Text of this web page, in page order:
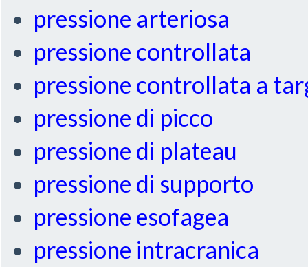
pressione arteriosa
pressione controllata
pressione controllata a
pressione di picco
pressione di plateau
pressione di supporto
pressione esofagea
pressione intracranica